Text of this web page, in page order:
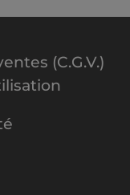
(C.G.V.)